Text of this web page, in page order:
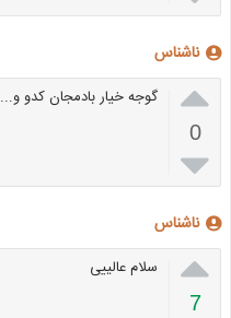
ناشناس

0

گوجه خیار بادمجان کدو و...
ناشناس

7
سلام عالییی